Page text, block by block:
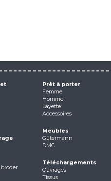
broder
Prêt à porter
Femme
Homme
Layette
Accessoires
Meubles
Gütermann
DMC
Téléchargements
Ouvrages
Tissus